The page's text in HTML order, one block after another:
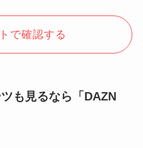
で確認する
も見るなら「DAZN